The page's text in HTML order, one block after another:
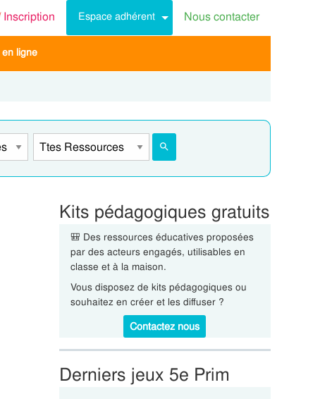
Inscription Espace adhérent Nous contacter
ligne
Kits pédagogiques gratuits
🎒 Des ressources éducatives proposées
par des acteurs engagés, utilisables en
classe et à la maison.
Vous disposez de kits pédagogiques ou
souhaitez en créer et les diffuser ?
Contactez nous
Derniers jeux 5e Prim